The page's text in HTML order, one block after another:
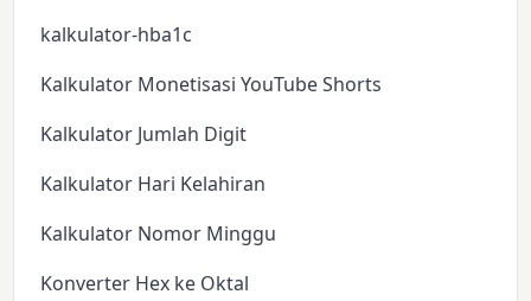
kalkulator-hba1c
Kalkulator Monetisasi YouTube Shorts
Kalkulator Jumlah Digit
Kalkulator Hari Kelahiran
Kalkulator Nomor Minggu
Konverter Hex ke Oktal